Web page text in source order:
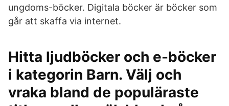
ungdoms-böcker. Digitala böcker är böcker som
går att skaffa via internet.
Hitta ljudböcker och e-böcker
i kategorin Barn. Välj och
vraka bland de populäraste